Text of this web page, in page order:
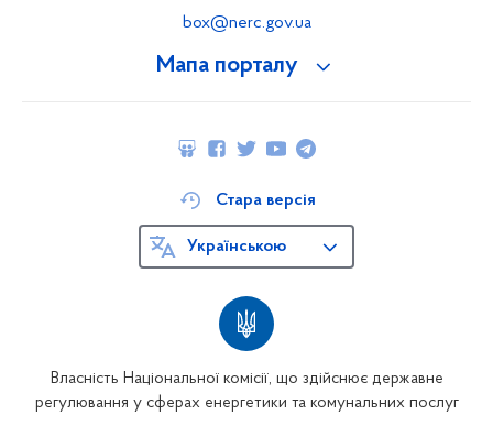
Мапа порталу
box@nerc.gov.ua
Власність Національної комісії, що здійснює державне
регулювання у сферах енергетики та комунальних послуг
Стара версія
Українською